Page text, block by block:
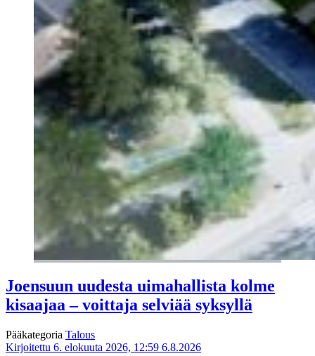
Joensuun uudesta uimahallista kolme
kisaajaa – voittaja selviää syksyllä
Pääkategoria Talous
Kirjoitettu 6. elokuuta 2026, 12:59 6.8.2026